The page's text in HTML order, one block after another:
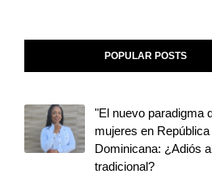
POPULAR POSTS
"El nuevo paradigma
mujeres en República
Dominicana: ¿Adiós
tradicional?